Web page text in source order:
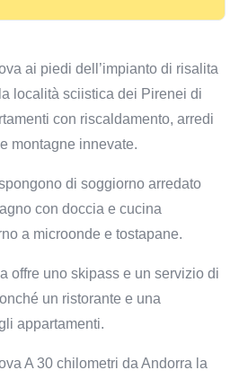
ai piedi dell’impianto di risalita
località sciistica dei Pirenei di
con riscaldamento, arredi
montagne innevate.
di soggiorno arredato
con doccia e cucina
a microonde e tostapane.
offre uno skipass e un servizio di
un ristorante e una
appartamenti.
A 30 chilometri da Andorra la